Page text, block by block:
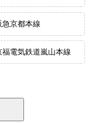
急京都本線
福電気鉄道嵐山本線